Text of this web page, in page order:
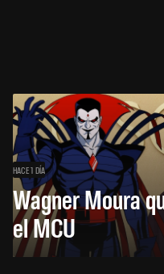
HACE 1 DÍA
Wagner Moura
el MCU